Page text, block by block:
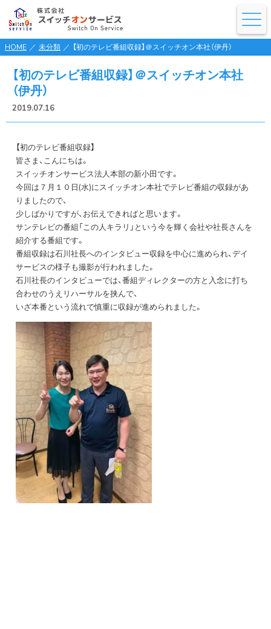
HOME ／ 未分類 ／ 【初のテレビ番組収録】＠スイッチオン本社（伊丹）
【初のテレビ番組収録】＠スイッチオン本社
（伊丹）
2019.07.16
【初のテレビ番組収録】
皆さま、こんにちは。
スイッチオンサービス法人本部の新小田です。
今回は７月１０日(水)にスイッチオン本社でテレビ番組の収録があ
りましたので、
少しばかりですが、お伝えできればと思います。
サンテレビの番組「この人キラリ」という今を輝く会社や社長さんを
紹介する番組です。
番組収録は石川社長へのインタビュー収録を中心に進められ、デイ
サービスの様子も撮影が行われました。
石川社長のインタビューでは、番組ディレクターの方と入念に打ち
合わせのうえリハーサルを挟んで、
いざ本番という流れで慎重に収録が進められました。